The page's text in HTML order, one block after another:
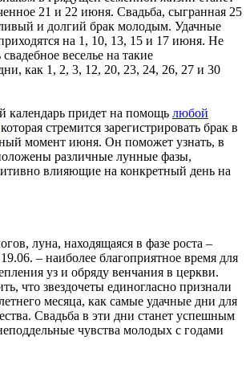
21 и 22 июня. Свадьба, сыгранная 25
и долгий брак молодым. Удачные
на 1, 10, 13, 15 и 17 июня. Не
веселье на такие
как 1, 2, 3, 12, 20, 23, 24, 26, 27 и 30
календарь придет на помощь любой
стремится зарегистрировать брак в
момент июня. Он поможет узнать, в
различные лунные фазы,
влияющие на конкретный день на
луна, находящаяся в фазе роста –
– наиболее благоприятное время для
уз и обряду венчания в церкви.
что звездочеты единогласно признали
месяца, как самые удачные дни для
Свадьба в эти дни станет успешным
чувства молодых с годами